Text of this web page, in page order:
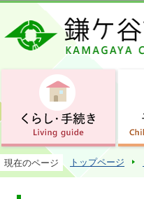
現在のページ トップページ